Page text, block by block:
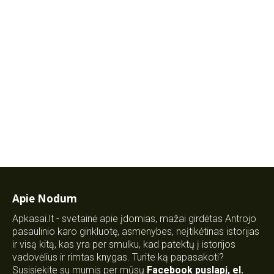
Apie Nodum
Apkasai.lt - svetainė apie įdomias, mažai girdėtas Antrojo
pasaulinio karo ginkluotę, asmenybes, neįtikėtinas istorijas
ir visą kitą, kas yra per smulku, kad patektų į istorijos
vadovėlius ir rimtas knygas. Turite ką papasakoti?
Susisiekite su mumis per mūsų Facebook puslapį, el.